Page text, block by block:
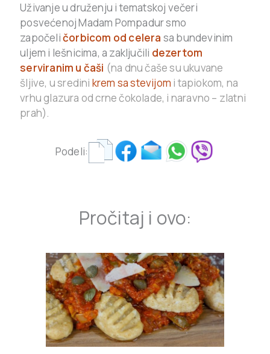
Uživanje u druženju i tematskoj večeri
posvećenoj Madam Pompadur smo
započeličorbicom od celera sa bundevinim
uljem i lešnicima, a zaključili dezertom
serviranim u čaši (na dnu čaše su ukuvane
šljive, u sredini krem sa stevijom i tapiokom, na
vrhu glazura od crne čokolade, i naravno – zlatni
prah).
Podeli:
Pročitaj i ovo: